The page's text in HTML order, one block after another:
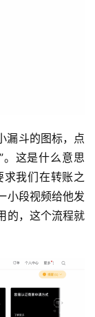
漏斗的图标，点
。这是什么意思
我们在转账之
小段视频给他发
的，这个流程就